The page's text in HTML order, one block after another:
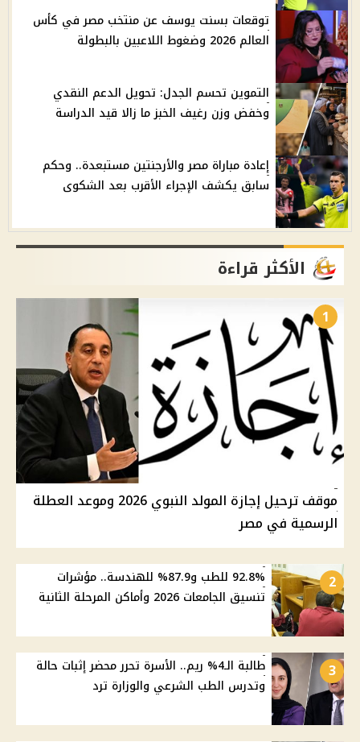
توقعات بسنت يوسف عن منتخب مصر في كأس
العالم 2026 وضغوط اللاعبين بالبطولة
التموين تحسم الجدل: تحويل الدعم النقدي
وخفض وزن رغيف الخبز ما زالا قيد الدراسة
إعادة مباراة مصر والأرجنتين مستبعدة.. وحكم
سابق يكشف الإجراء الأقرب بعد الشكوى
الأكثر قراءة
1
موقف ترحيل إجازة المولد النبوي 2026 وموعد العطلة
الرسمية في مصر
2
92.8% للطب و87.9% للهندسة.. مؤشرات
تنسيق الجامعات 2026 وأماكن المرحلة الثانية
3
طالبة الـ4% ريم.. الأسرة تحرر محضر إثبات حالة
وتدرس الطب الشرعي والوزارة ترد